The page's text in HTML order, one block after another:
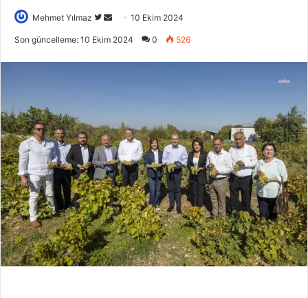
Mehmet Yılmaz
Twitter'da
Bir
10 Ekim 2024
Son güncelleme: 10 Ekim 2024 0 526